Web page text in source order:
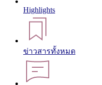
Highlights
ข่าวสารทั้งหมด